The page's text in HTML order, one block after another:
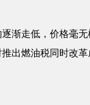
渐走低，价格毫无
出燃油税同时改